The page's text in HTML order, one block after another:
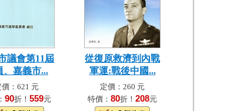
議會第11屆
、嘉義市...
價：621 元
90折！ 559元
從復原救濟到內戰
軍運:戰後中國...
定價：260 元
特價： 80折！ 208元